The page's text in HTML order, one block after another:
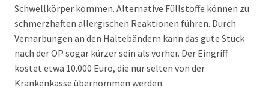
Schwellkörper kommen. Alternative Füllstoffe können zu
schmerzhaften allergischen Reaktionen führen. Durch
Vernarbungen an den Haltebändern kann das gute Stück
nach der OP sogar kürzer sein als vorher. Der Eingriff
kostet etwa 10.000 Euro, die nur selten von der
Krankenkasse übernommen werden.